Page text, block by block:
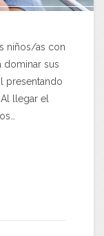
niños/as con
dominar sus
presentando
llegar el